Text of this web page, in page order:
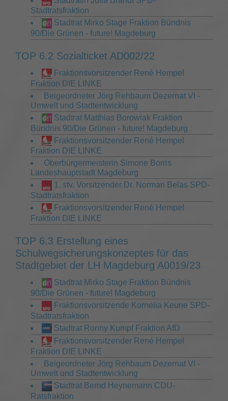
Stadtratsfraktion
Stadtrat Mirko Stage Fraktion Bündnis
90/Die Grünen - future! Magdeburg
TOP 6.2 Sozialticket AD002/22
Fraktionsvorsitzender René Hempel
Fraktion DIE LINKE
Beigeordneter Jörg Rehbaum Dezernat VI -
Umwelt und Stadtentwicklung
Stadtrat Matthias Borowiak Fraktion
Bündnis 90/Die Grünen - future! Magdeburg
Fraktionsvorsitzender René Hempel
Fraktion DIE LINKE
Oberbürgermeisterin Simone Borris
Landeshauptstadt Magdeburg
1. stv. Vorsitzender Dr. Norman Belas SPD-
Stadtratsfraktion
Fraktionsvorsitzender René Hempel
Fraktion DIE LINKE
TOP 6.3 Erstellung eines
Schulwegsicherungskonzeptes für das
Stadtgebiet der LH Magdeburg A0019/23
Stadtrat Mirko Stage Fraktion Bündnis
90/Die Grünen - future! Magdeburg
Fraktionsvorsitzende Kornelia Keune SPD-
Stadtratsfraktion
Stadtrat Ronny Kumpf Fraktion AfD
Fraktionsvorsitzender René Hempel
Fraktion DIE LINKE
Beigeordneter Jörg Rehbaum Dezernat VI -
Umwelt und Stadtentwicklung
Stadtrat Bernd Heynemann CDU-
Ratsfraktion